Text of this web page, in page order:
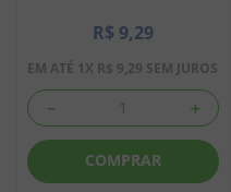
R$ 9,29
EM ATÉ 1X R$ 9,29 SEM JUROS
＋
－
COMPRAR